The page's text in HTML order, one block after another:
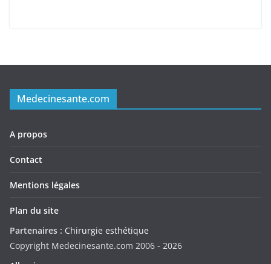
Medecinesante.com
A propos
Contact
Mentions légales
Plan du site
Partenaires : Chirurgie esthétique
Copyright Medecinesante.com 2006 - 2026